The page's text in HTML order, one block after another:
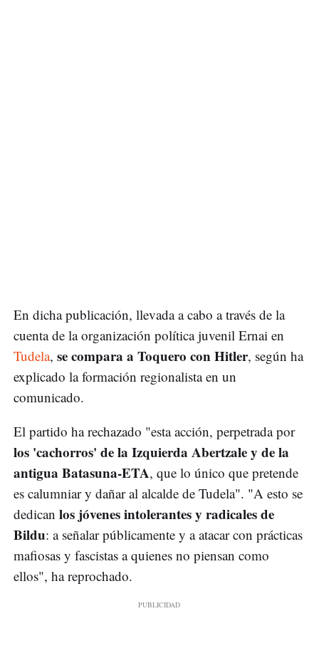
En dicha publicación, llevada a cabo a través de la
cuenta de la organización política juvenil Ernai en
Tudela, se compara a Toquero con Hitler, según ha
explicado la formación regionalista en un
comunicado.
El partido ha rechazado "esta acción, perpetrada por
los 'cachorros' de la Izquierda Abertzale y de la
antigua Batasuna-ETA, que lo único que pretende
es calumniar y dañar al alcalde de Tudela". "A esto se
dedican los jóvenes intolerantes y radicales de
Bildu: a señalar públicamente y a atacar con prácticas
mafiosas y fascistas a quienes no piensan como
ellos", ha reprochado.